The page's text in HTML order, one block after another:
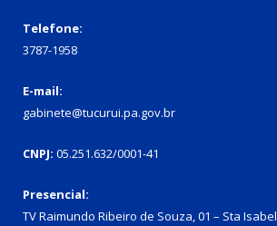
Telefone:
3787-1958
E-mail:
gabinete@tucurui.pa.gov.br
CNPJ: 05.251.632/0001-41
Presencial:
TV Raimundo Ribeiro de Souza, 01 – Sta Isabel